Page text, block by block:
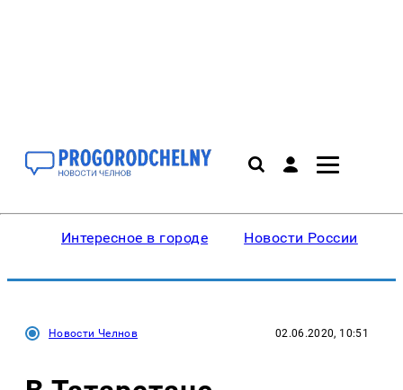
Интересное в городе Новости России
Новости Челнов 02.06.2020, 10:51